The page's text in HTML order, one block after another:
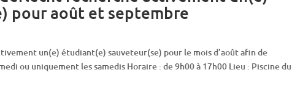
pour août et septembre
un(e) étudiant(e) sauveteur(se) pour le mois d’août afin de
ou uniquement les samedis Horaire : de 9h00 à 17h00 Lieu : Piscine du